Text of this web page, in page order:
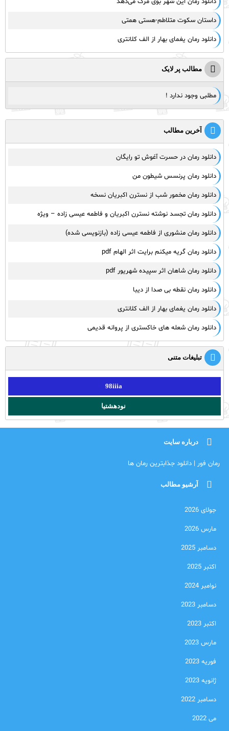
داستان سکوت متلاطم-هستی همتی
دانلود رمان یغمای بهار از الف کلانتری
مطالب پر لایک
مطلبی وجود ندارد !
آخرین مطالب
دانلود رمان در حسرت آغوش تو رایگان
دانلود رمان پرنسس شیطون من
دانلود رمان مخمور شب از نسترن اکبریان نسخه
دانلود رمان تجسد نوشته نسترن اکبریان و فاطمه عیسی زاده – ویژه
دانلود رمان منشوری از فاطمه عیسی زاده (بازنویسی شده)
دانلود رمان گریه میکنم برایت اثر الهام pdf
دانلود رمان شاهان اثر سپیده شهریور pdf
دانلود رمان نقطه بی صدا از دیبا
دانلود رمان یغمای بهار از الف کلانتری
دانلود رمان شعله های خاکستری از پروانه قدیمی
تبلیغات متنی
98iiia
نودهشتیا
درباره سایت
رمان فور | دانلود جذابترین رمان ها
آرشیو مطالب
جولای 2026
مارس 2026
دسامبر 2025
اکتبر 2025
نوامبر 2024
دسامبر 2023
اکتبر 2023
مارس 2023
فوریه 2023
ژانویه 2023
دسامبر 2022
می 2022